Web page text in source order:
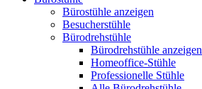
Bürostühle anzeigen
Besucherstühle
Bürodrehstühle
Bürodrehstühle anzeigen
Homeoffice-Stühle
Professionelle Stühle